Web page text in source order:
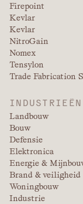
Firepoint
Kevlar
Kevlar
NitroGain
Nomex
Tensylon
Trade Fabrication
INDUSTRIEËN
Landbouw
Bouw
Defensie
Elektronica
Energie &
Brand & veiligheid
Woningbouw
Industrie